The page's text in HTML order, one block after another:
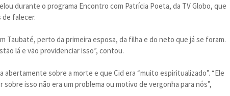
durante o programa Encontro com Patrícia Poeta, da TV Globo, que
de falecer.
Taubaté, perto da primeira esposa, da filha e do neto que já se foram.
lá e vão providenciar isso”, contou.
abertamente sobre a morte e que Cid era “muito espiritualizado”. “Ele
isso não era um problema ou motivo de vergonha para nós”,